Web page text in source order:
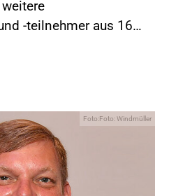
-teilnehmer aus 16…
Foto:Foto: Windmüller